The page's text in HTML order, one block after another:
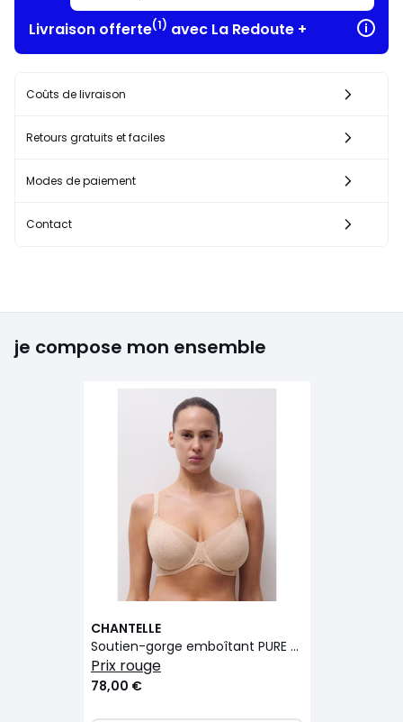
Livraison offerte(1) avec La Redoute +
Coûts de livraison
Retours gratuits et faciles
Modes de paiement
Contact
je compose mon ensemble
CHANTELLE
Soutien-gorge emboîtant PURE LACE
prix rouge
78,00 €